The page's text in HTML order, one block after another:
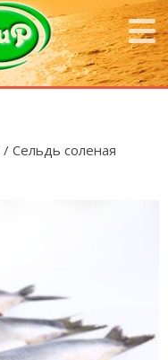
/ Сельдь соленая